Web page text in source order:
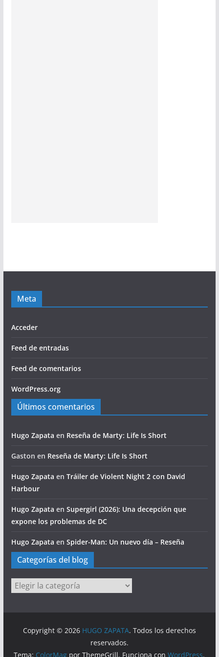
Meta
Acceder
Feed de entradas
Feed de comentarios
WordPress.org
Últimos comentarios
Hugo Zapata en Reseña de Marty: Life Is Short
Gaston en Reseña de Marty: Life Is Short
Hugo Zapata en Tráiler de Violent Night 2 con David
Harbour
Hugo Zapata en Supergirl (2026): Una decepción que
expone los problemas de DC
Hugo Zapata en Spider-Man: Un nuevo día – Reseña
Categorías del blog
Categorías
del
Copyright © 2026 HUGO ZAPATA. Todos los derechos
reservados.
Tema: ColorMag por ThemeGrill. Funciona conWordPress.